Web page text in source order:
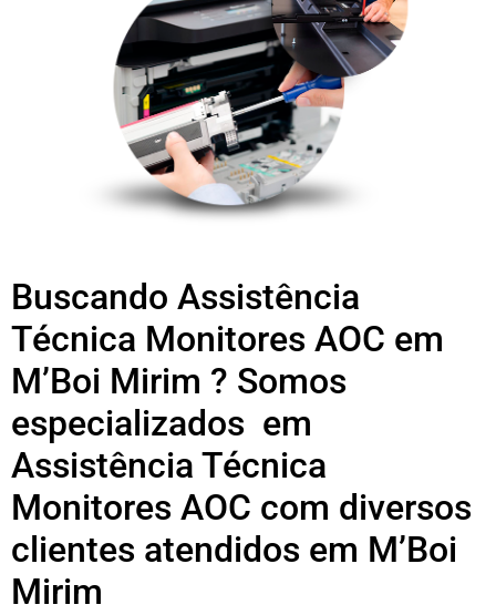
Buscando Assistência
Técnica Monitores AOC em
M’Boi Mirim ? Somos
especializados em
Assistência Técnica
Monitores AOC com diversos
clientes atendidos em M’Boi
Mirim